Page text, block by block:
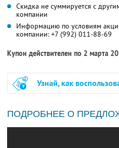
Скидка не суммируется с
компании
Информацию по условиям
компании: +7 (992) 011-88-69
Купон действителен по 2 марта
Узнай, как
ПОДРОБНЕЕ О